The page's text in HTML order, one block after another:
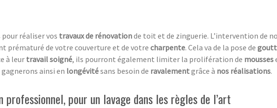
pour réaliser vos travaux de rénovationde toit et de zinguerie. L’intervention de
prématuré de votre couverture et de votre charpente. Cela va de la pose de
à leurtravail soigné, ils pourront également limiter la prolifération de mousses
ainsi en longévitésans besoin de ravalementgrâce à nos réalisations.
pour un lavage dans les règles de l’art